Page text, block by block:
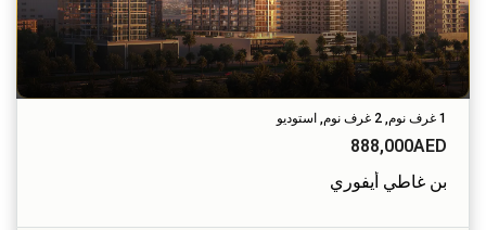
1 غرف نوم, 2 غرف نوم, استوديو
888,000AED
بن غاطي أيفوري